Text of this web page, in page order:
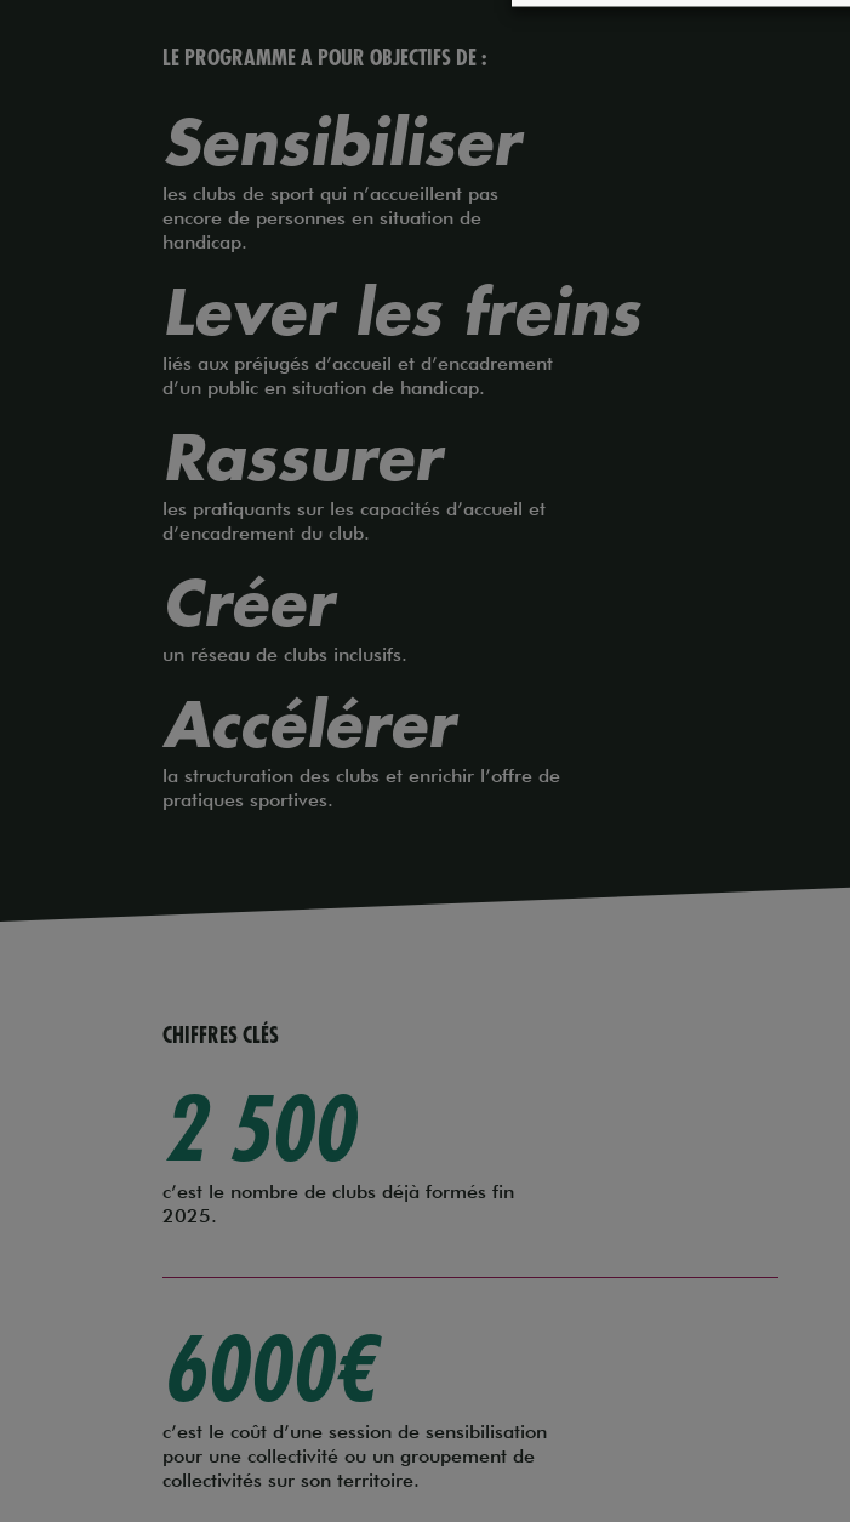
LE PROGRAMME A POUR OBJECTIFS DE :
Sensibiliser
les clubs de sport qui n’accueillent pas
encore de personnes en situation de
handicap.
Lever les freins
liés aux préjugés d’accueil et d’encadrement
d’un public en situation de handicap.
Rassurer
les pratiquants sur les capacités d’accueil et
d’encadrement du club.
Créer
un réseau de clubs inclusifs.
Accélérer
la structuration des clubs et enrichir l’offre de
pratiques sportives.
CHIFFRES CLÉS
2 500
c’est le nombre de clubs déjà formés fin
2025.
6000€
c’est le coût d’une session de sensibilisation
pour une collectivité ou un groupement de
collectivités sur son territoire.